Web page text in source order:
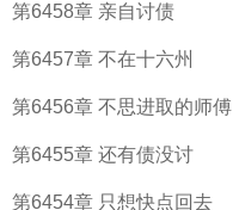
第6458章 亲自讨债
第6457章 不在十六州
第6456章 不思进取的师傅
第6455章 还有债没讨
第6454章 只想快点回去